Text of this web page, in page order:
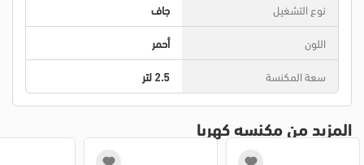
نوع التشغيل
جاف
اللون
أحمر
سعة المكنسة
2.5 لتر
المزيد من مكنسه كهربا